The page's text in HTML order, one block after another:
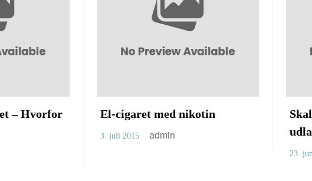
El-cigaret med nikotin
Skal man købe sin ecig i